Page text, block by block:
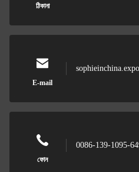
ঠিকানা
E-mail
ফোন
0086-139-1095-